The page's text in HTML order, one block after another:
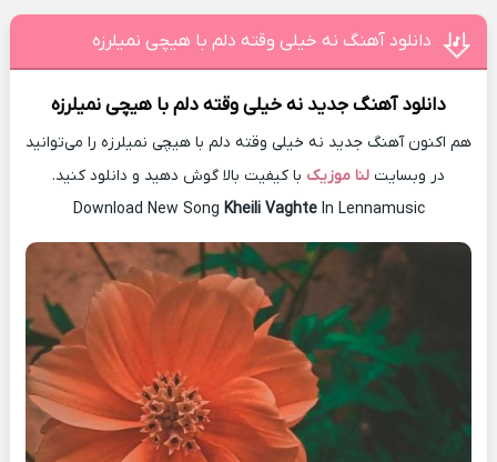
دانلود آهنگ نه خیلی وقته دلم با هیچی نمیلرزه
دانلود آهنگ جدید نه خیلی وقته دلم با هیچی نمیلرزه
هم اکنون آهنگ جدید نه خیلی وقته دلم با هیچی نمیلرزه را می‌توانید
در وبسایت لنا موزیک با کیفیت بالا گوش دهید و دانلود کنید.
Download New Song Kheili VaghteIn Lennamusic